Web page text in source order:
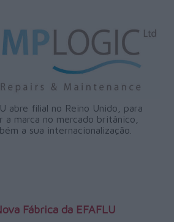
abre filial no Reino Unido, para
a marca no mercado britânico,
a sua internacionalização.
Fábrica da EFAFLU